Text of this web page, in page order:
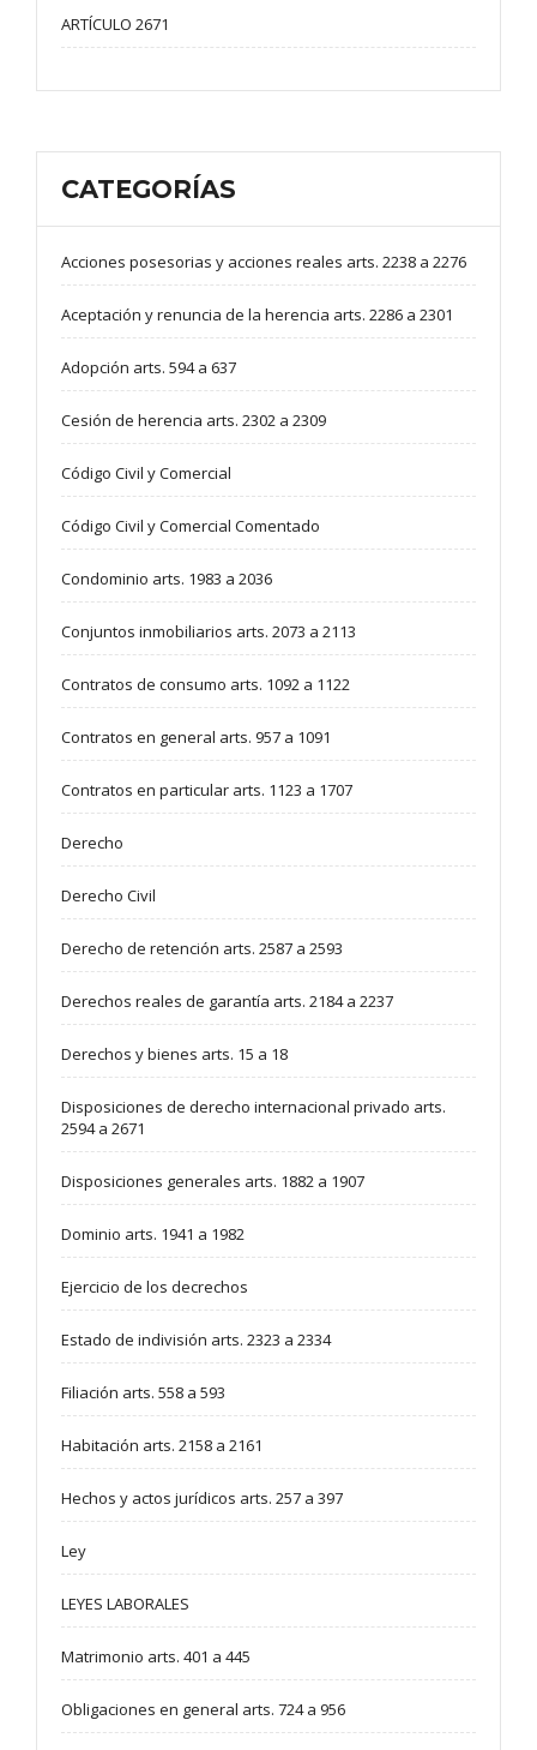
ARTÍCULO 2671
CATEGORÍAS
Acciones posesorias y acciones reales arts. 2238 a 2276
Aceptación y renuncia de la herencia arts. 2286 a 2301
Adopción arts. 594 a 637
Cesión de herencia arts. 2302 a 2309
Código Civil y Comercial
Código Civil y Comercial Comentado
Condominio arts. 1983 a 2036
Conjuntos inmobiliarios arts. 2073 a 2113
Contratos de consumo arts. 1092 a 1122
Contratos en general arts. 957 a 1091
Contratos en particular arts. 1123 a 1707
Derecho
Derecho Civil
Derecho de retención arts. 2587 a 2593
Derechos reales de garantía arts. 2184 a 2237
Derechos y bienes arts. 15 a 18
Disposiciones de derecho internacional privado arts.
2594 a 2671
Disposiciones generales arts. 1882 a 1907
Dominio arts. 1941 a 1982
Ejercicio de los decrechos
Estado de indivisión arts. 2323 a 2334
Filiación arts. 558 a 593
Habitación arts. 2158 a 2161
Hechos y actos jurídicos arts. 257 a 397
Ley
LEYES LABORALES
Matrimonio arts. 401 a 445
Obligaciones en general arts. 724 a 956